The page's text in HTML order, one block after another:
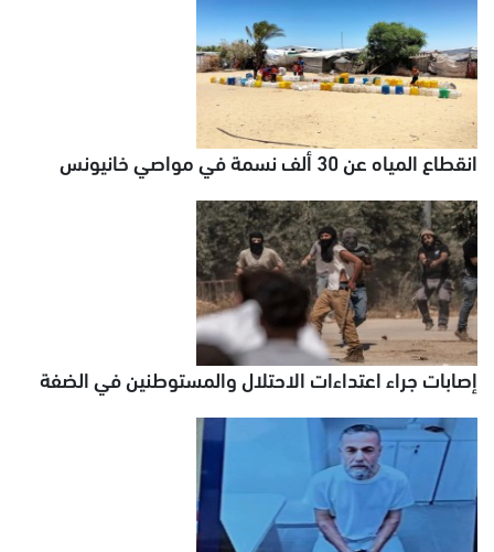
انقطاع المياه عن 30 ألف نسمة في مواصي خانيونس
إصابات جراء اعتداءات الاحتلال والمستوطنين في الضفة